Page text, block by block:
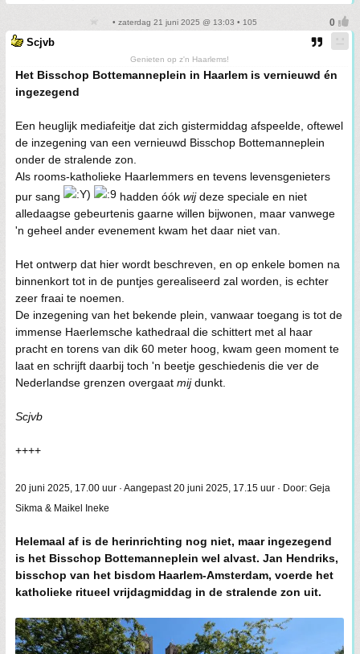
• zaterdag 21 juni 2025 @ 13:03 • 105
Scjvb
Genieten op z'n Haarlems!
Het Bisschop Bottemanneplein in Haarlem is vernieuwd én
ingezegend
Een heuglijk mediafeitje dat zich gistermiddag afspeelde, oftewel
de inzegening van een vernieuwd Bisschop Bottemanneplein
onder de stralende zon.
Als rooms-katholieke Haarlemmers en tevens levensgenieters
pur sang
hadden óók wijdeze speciale en niet
alledaagse gebeurtenis gaarne willen bijwonen, maar vanwege
'n geheel ander evenement kwam het daar niet van.
Het ontwerp dat hier wordt beschreven, en op enkele bomen na
binnenkort tot in de puntjes gerealiseerd zal worden, is echter
zeer fraai te noemen.
De inzegening van het bekende plein, vanwaar toegang is tot de
immense Haerlemsche kathedraal die schittert met al haar
pracht en torens van dik 60 meter hoog, kwam geen moment te
laat en schrijft daarbij toch 'n beetje geschiedenis die ver de
Nederlandse grenzen overgaat mijdunkt.
Scjvb
++++
20 juni 2025, 17.00 uur · Aangepast 20 juni 2025, 17.15 uur · Door: Geja
Sikma & Maikel Ineke
Helemaal af is de herinrichting nog niet, maar ingezegend
is het Bisschop Bottemanneplein wel alvast. Jan Hendriks,
bisschop van het bisdom Haarlem-Amsterdam, voerde het
katholieke ritueel vrijdagmiddag in de stralende zon uit.